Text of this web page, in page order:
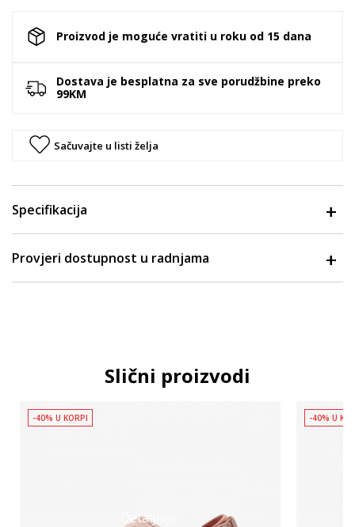
Proizvod je moguće vratiti u roku od 15 dana
Dostava je besplatna za sve porudžbine preko
99KM
Sačuvajte u listi želja
Specifikacija
Provjeri dostupnost u radnjama
Slični proizvodi
Detaljnije
-40% U KORPI -40% U